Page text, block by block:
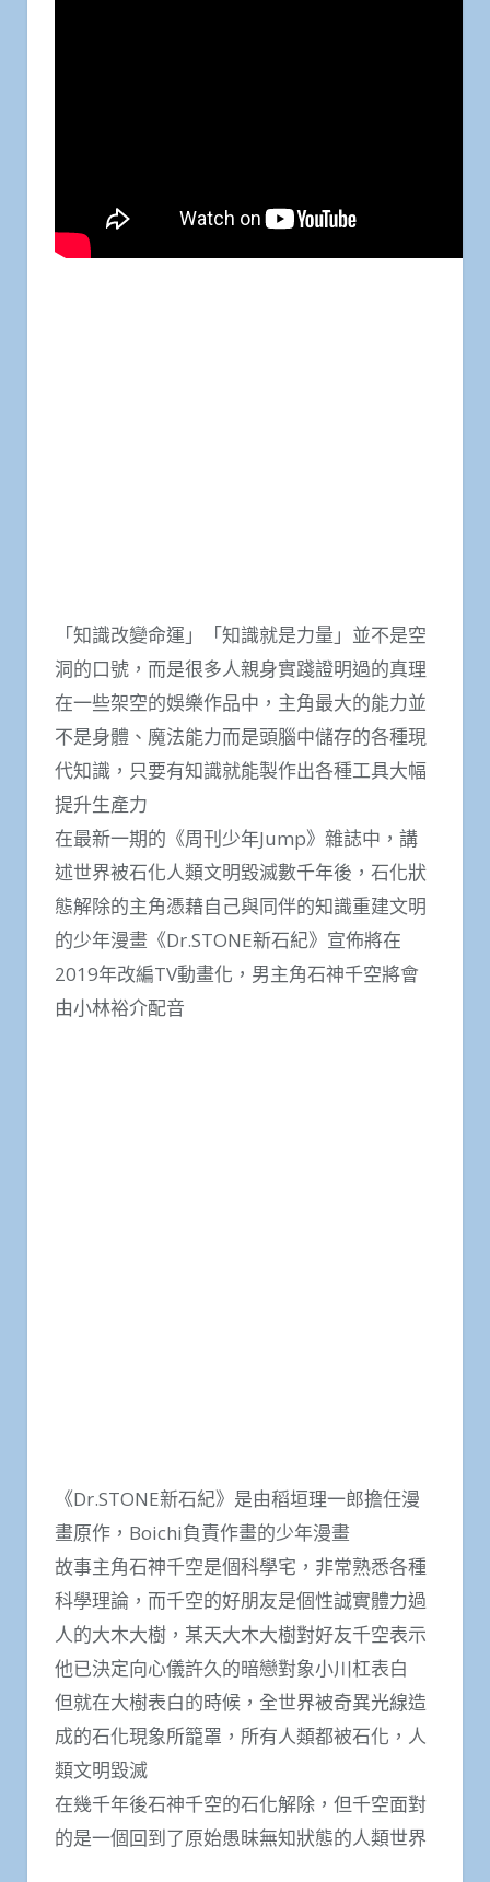
「知識改變命運」「知識就是力量」並不是空
洞的口號，而是很多人親身實踐證明過的真理
在一些架空的娛樂作品中，主角最大的能力並
不是身體、魔法能力而是頭腦中儲存的各種現
代知識，只要有知識就能製作出各種工具大幅
提升生產力
在最新一期的《周刊少年Jump》雜誌中，講
述世界被石化人類文明毀滅數千年後，石化狀
態解除的主角憑藉自己與同伴的知識重建文明
的少年漫畫《Dr.STONE新石紀》宣佈將在
2019年改編TV動畫化，男主角石神千空將會
由小林裕介配音
《Dr.STONE新石紀》是由稻垣理一郎擔任漫
畫原作，Boichi負責作畫的少年漫畫
故事主角石神千空是個科學宅，非常熟悉各種
科學理論，而千空的好朋友是個性誠實體力過
人的大木大樹，某天大木大樹對好友千空表示
他已決定向心儀許久的暗戀對象小川杠表白
但就在大樹表白的時候，全世界被奇異光線造
成的石化現象所籠罩，所有人類都被石化，人
類文明毀滅
在幾千年後石神千空的石化解除，但千空面對
的是一個回到了原始愚昧無知狀態的人類世界